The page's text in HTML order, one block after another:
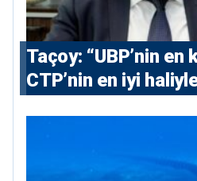
Taçoy: “UBP’nin en
CTP’nin en iyi haliyle